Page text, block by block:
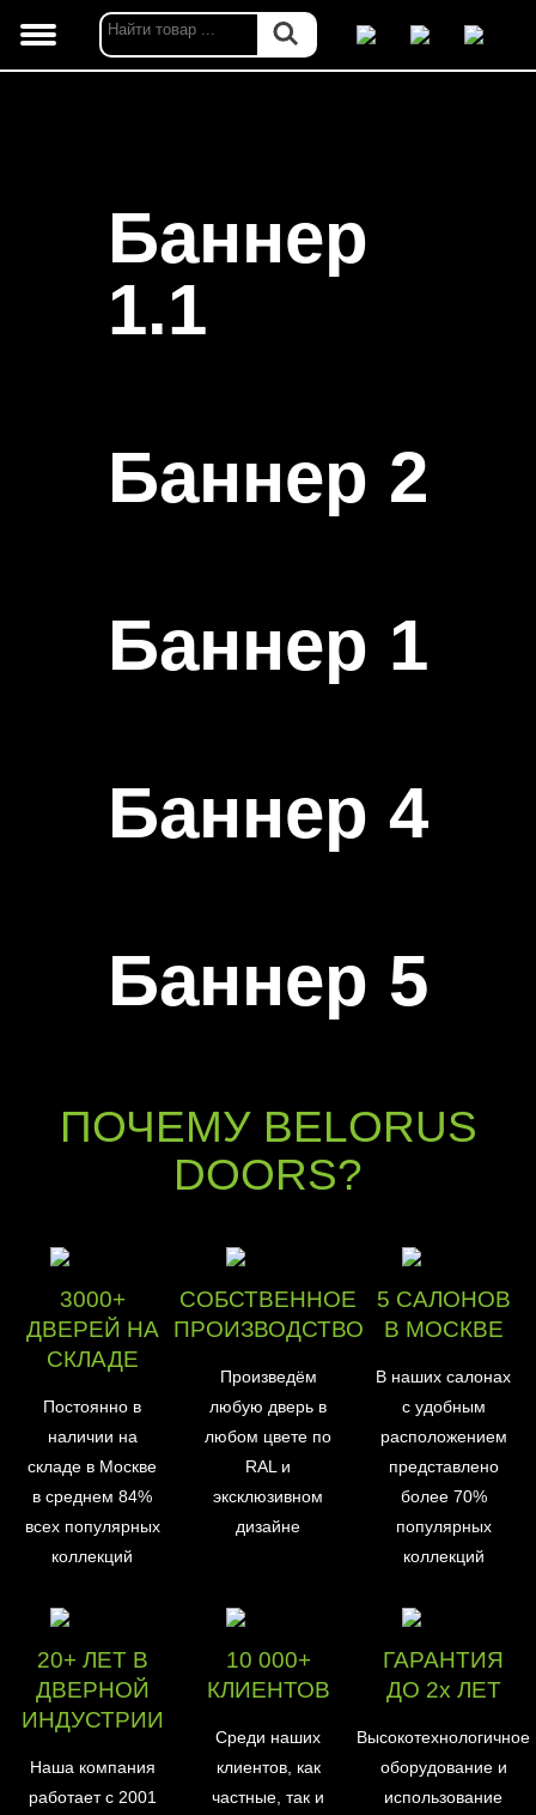
Баннер
1.1
Баннер 2
Баннер 1
Баннер 4
Баннер 5
ПОЧЕМУ BELORUS
DOORS?
3000+
ДВЕРЕЙ НА
СКЛАДЕ
Постоянно в
наличии на
складе в Москве
в среднем 84%
всех популярных
коллекций
СОБСТВЕННОЕ
ПРОИЗВОДСТВО
Произведём
любую дверь в
любом цвете по
RAL и
эксклюзивном
дизайне
5 САЛОНОВ
В МОСКВЕ
В наших салонах
с удобным
расположением
представлено
более 70%
популярных
коллекций
20+ ЛЕТ В
ДВЕРНОЙ
ИНДУСТРИИ
Наша компания
работает с 2001
10 000+
КЛИЕНТОВ
Среди наших
клиентов, как
частные, так и
ГАРАНТИЯ
ДО 2х ЛЕТ
Высокотехнологичное
оборудование и
использование